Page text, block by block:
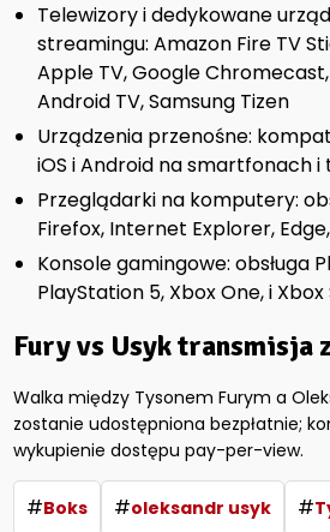
Telewizory i dedykowane
streamingu: Amazon Fire TV
Apple TV, Google Chromecast,
Android TV, Samsung Tizen
Urządzenia przenośne:
iOS i Android na smartfonach
Przeglądarki na komputery:
Firefox, Internet Explorer,
Konsole gamingowe: obsługa
PlayStation 5, Xbox One, i Xbox
Fury vs Usyk transmisja
Walka między Tysonem Furym a
zostanie udostępniona bezpłatnie;
wykupienie dostępu pay-per-view.
#Boks #oleksandr usyk #